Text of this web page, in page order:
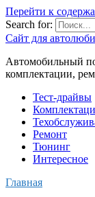
Перейти к
Search for:
Сайт для
Автомобильный
комплектации,
Тест-драйвы
Ремонт
Тюнинг
Интересное
Главная